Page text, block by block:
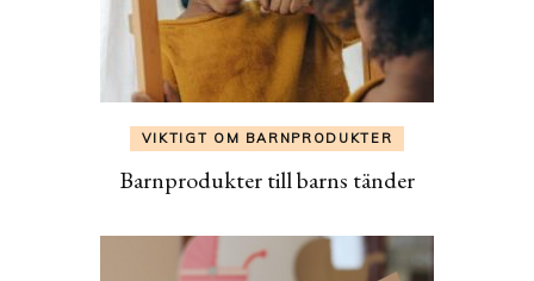
VIKTIGT OM BARNPRODUKTER
Barnprodukter till barns tänder